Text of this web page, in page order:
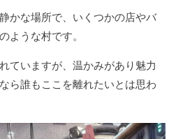
かな場所で、いくつかの店やバ
ような村です。
ていますが、温かみがあり魅力
ら誰もここを離れたいとは思わ